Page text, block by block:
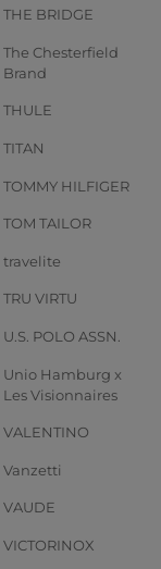
THE BRIDGE
The Chesterfield
Brand
THULE
TITAN
TOMMY HILFIGER
TOM TAILOR
travelite
TRU VIRTU
U.S. POLO ASSN.
Unio Hamburg x
Les Visionnaires
VALENTINO
Vanzetti
VAUDE
VICTORINOX